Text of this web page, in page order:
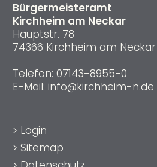
Bürgermeisteramt
Kirchheim am Neckar
Hauptstr. 78
74366 Kirchheim am Neckar
Telefon: 07143-8955-0
E-Mail: info@kirchheim-n.de
> Login
> Sitemap